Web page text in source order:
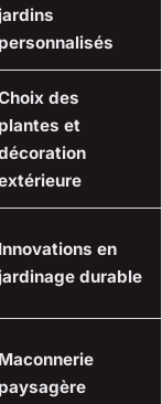
personnalisés
des
plantes et
Innovations en
durable
Maconnerie
paysagère